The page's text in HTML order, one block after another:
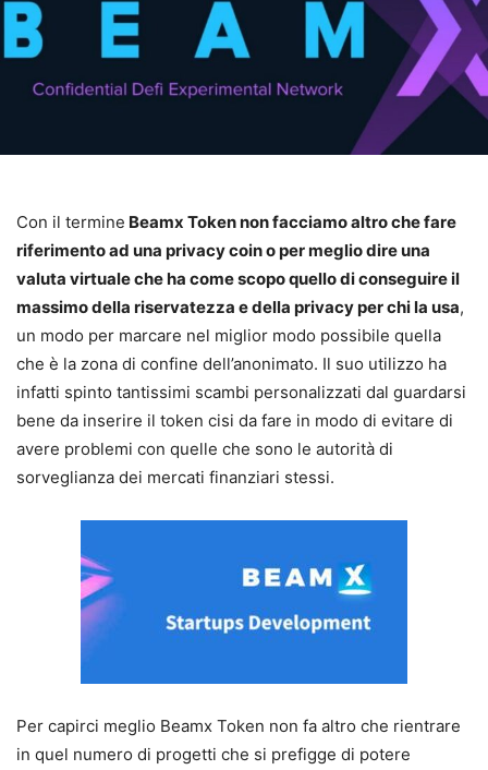
Con il termine Beamx Token non facciamo altro che fare
riferimento ad una privacy coin o per meglio dire una
valuta virtuale che ha come scopo quello di conseguire il
massimo della riservatezza e della privacy per chi la usa,
un modo per marcare nel miglior modo possibile quella
che è la zona di confine dell’anonimato. Il suo utilizzo ha
infatti spinto tantissimi scambi personalizzati dal guardarsi
bene da inserire il token cisi da fare in modo di evitare di
avere problemi con quelle che sono le autorità di
sorveglianza dei mercati finanziari stessi.
Per capirci meglio Beamx Token non fa altro che rientrare
in quel numero di progetti che si prefigge di potere